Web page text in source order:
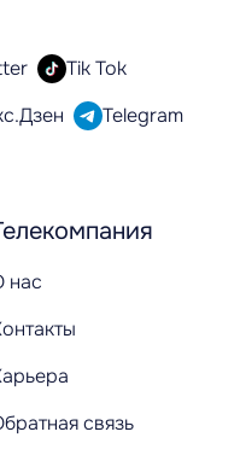
нас
связь
Tik Tok
Telegram